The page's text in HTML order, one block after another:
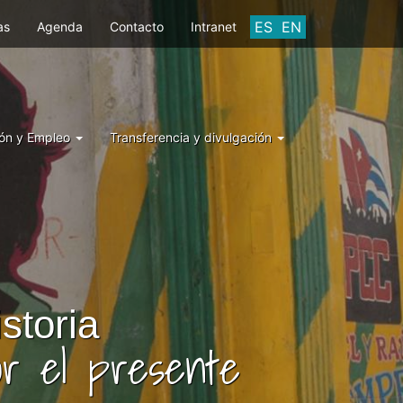
ES EN
Agenda Contacto Intranet
y Empleo Transferencia y divulgación
el presente